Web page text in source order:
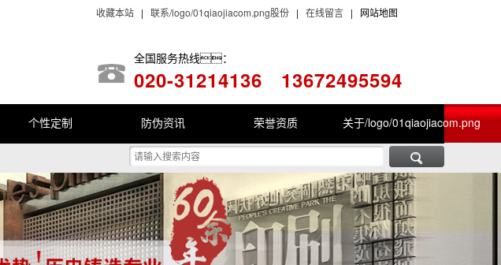
收藏本站 | 联系/logo/01qiaojiacom.png股份 |在线留言 | 网站地图
全国服务热线：
020-31214136 13672495594
个性定制 防伪资讯 荣誉资质 关于/logo/01qiaojiacom.png
